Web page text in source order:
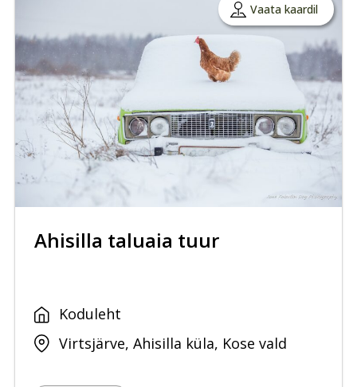
Vaata kaardil
Ahisilla taluaia tuur
Koduleht
Virtsjärve, Ahisilla küla, Kose vald